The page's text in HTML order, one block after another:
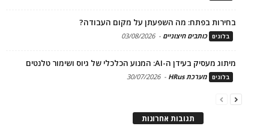
בחירות בפתח: מה השפעתן על מקום העבודה?
בלוגים כותבים חיצוניים -
03/08/2026
מיתוג מעסיק בעידן ה-AI: המנוע הכלכלי של גיוס ושימור טלנטים
בלוגים מערכת HRus -
30/07/2026
תגובות אחרונות